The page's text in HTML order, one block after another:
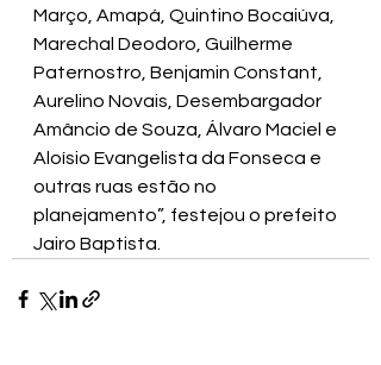
Março, Amapá, Quintino Bocaiúva,
Marechal Deodoro, Guilherme
Paternostro, Benjamin Constant,
Aurelino Novais, Desembargador
Amâncio de Souza, Álvaro Maciel e
Aloísio Evangelista da Fonseca e
outras ruas estão no
planejamento”, festejou o prefeito
Jairo Baptista.